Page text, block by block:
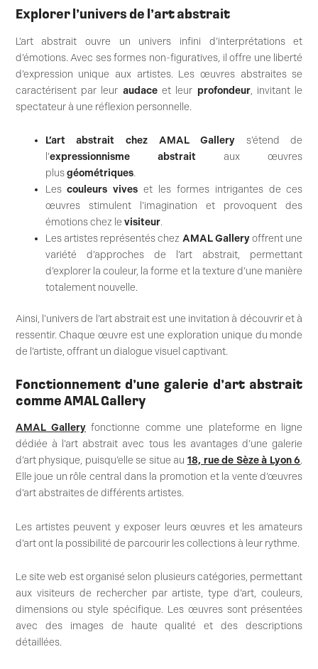
Explorer l’univers de l’art abstrait
L’art abstrait ouvre un univers infini d’interprétations et
d’émotions. Avec ses formes non-figuratives, il offre une liberté
d’expression unique aux artistes. Les œuvres abstraites se
caractérisent par leur audaceet leur profondeur, invitant le
spectateur à une réflexion personnelle.
L’art abstrait chez AMAL Gallery s’étend de
l’expressionnisme abstrait aux œuvres
plusgéométriques.
Lescouleurs vives et les formes intrigantes de ces
œuvres stimulent l’imagination et provoquent des
émotions chez le visiteur.
Les artistes représentés chez AMAL Galleryoffrent une
variété d’approches de l’art abstrait, permettant
d’explorer la couleur, la forme et la texture d’une manière
totalement nouvelle.
Ainsi, l’univers de l’art abstrait est une invitation à découvrir et à
ressentir. Chaque œuvre est une exploration unique du monde
de l’artiste, offrant un dialogue visuel captivant.
Fonctionnement d’une galerie d’art abstrait
comme AMAL Gallery
AMAL Gallery fonctionne comme une plateforme en ligne
dédiée à l’art abstrait avec tous les avantages d’une galerie
d’art physique, puisqu’elle se situe au 18, rue de Sèze à Lyon 6.
Elle joue un rôle central dans la promotion et la vente d’œuvres
d’art abstraites de différents artistes.
Les artistes peuvent y exposer leurs œuvres et les amateurs
d’art ont la possibilité de parcourir les collections à leur rythme.
Le site web est organisé selon plusieurs catégories, permettant
aux visiteurs de rechercher par artiste, type d’art, couleurs,
dimensions ou style spécifique. Les œuvres sont présentées
avec des images de haute qualité et des descriptions
détaillées.